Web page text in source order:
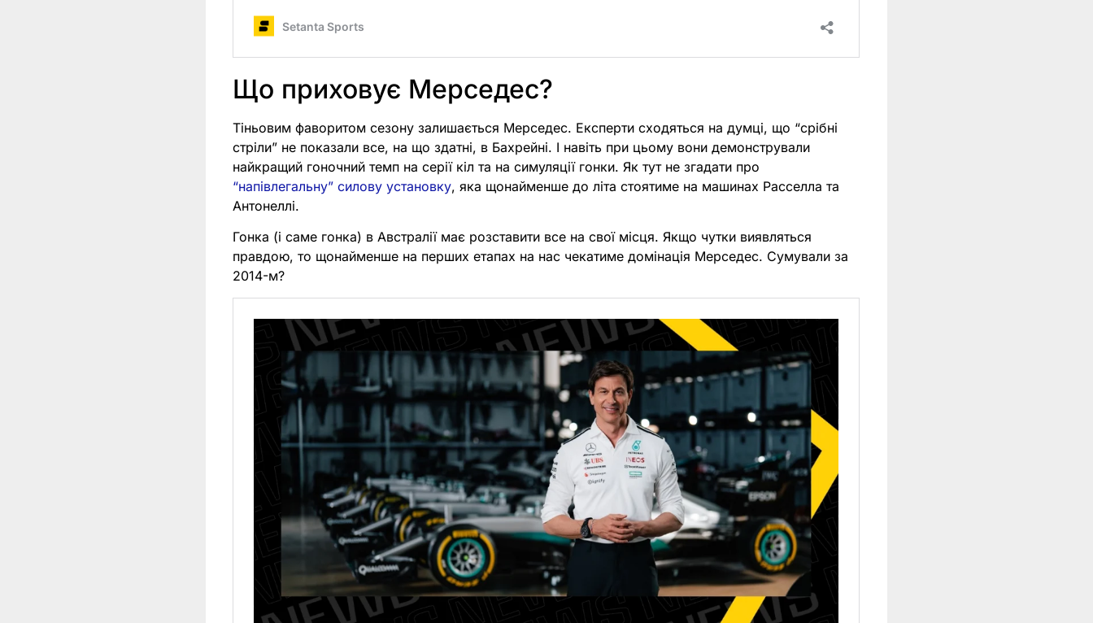
Що приховує Мерседес?
Тіньовим фаворитом сезону залишається Мерседес. Експерти сходяться на думці, що “срібні
стріли” не показали все, на що здатні, в Бахрейні. І навіть при цьому вони демонстрували
найкращий гоночний темп на серії кіл та на симуляції гонки. Як тут не згадати про
“напівлегальну” силову установку, яка щонайменше до літа стоятиме на машинах Расселла та
Антонеллі.
Гонка (і саме гонка) в Австралії має розставити все на свої місця. Якщо чутки виявляться
правдою, то щонайменше на перших етапах на нас чекатиме домінація Мерседес. Сумували за
2014-м?